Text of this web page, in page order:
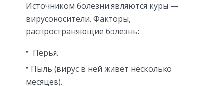
Источником болезни являются куры —
вирусоносители. Факторы,
распространяющие болезнь:
Перья.
Пыль (вирус в ней живёт несколько
месяцев).